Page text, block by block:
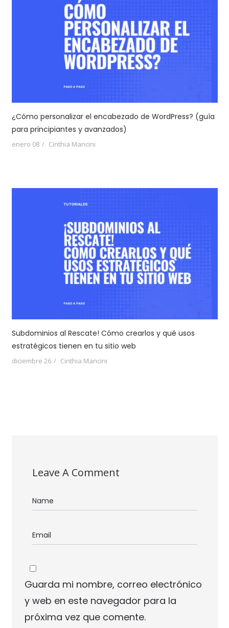
¿Cómo personalizar el encabezado de WordPress? (guía
para principiantes y avanzados)
enero 08 Cinthia Mancini
Subdominios al Rescate! Cómo crearlos y qué usos
estratégicos tienen en tu sitio web
diciembre 26 Cinthia Mancini
Leave A Comment
Guarda mi nombre, correo electrónico
y web en este navegador para la
próxima vez que comente.